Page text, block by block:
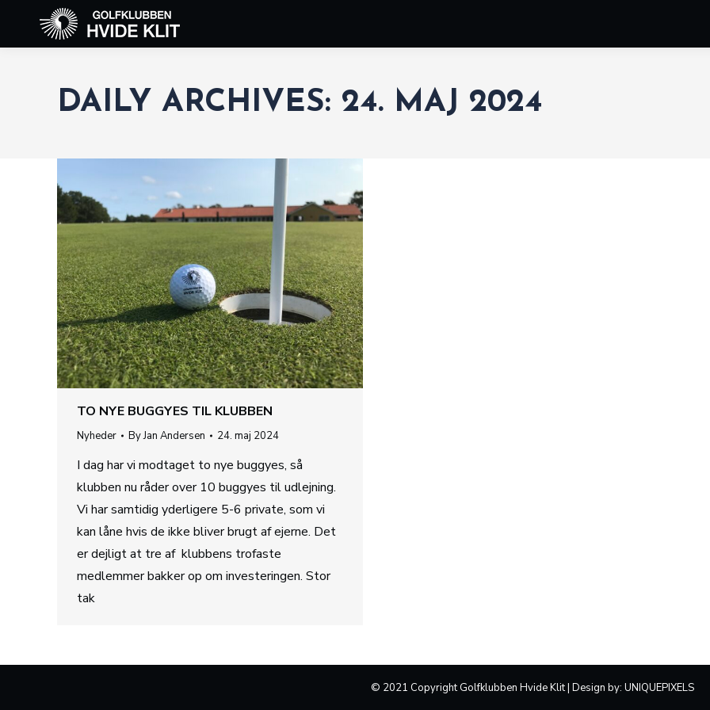
DAILY ARCHIVES: 24. MAJ 2024
TO NYE BUGGYES TIL KLUBBEN
Nyheder ByJan Andersen 24. maj 2024
I dag har vi modtaget to nye buggyes, så
klubben nu råder over 10 buggyes til udlejning.
Vi har samtidig yderligere 5-6 private, som vi
kan låne hvis de ikke bliver brugt af ejerne. Det
er dejligt at tre af klubbens trofaste
medlemmer bakker op om investeringen. Stor
tak
© 2021 Copyright Golfklubben Hvide Klit | Design by: UNIQUEPIXELS